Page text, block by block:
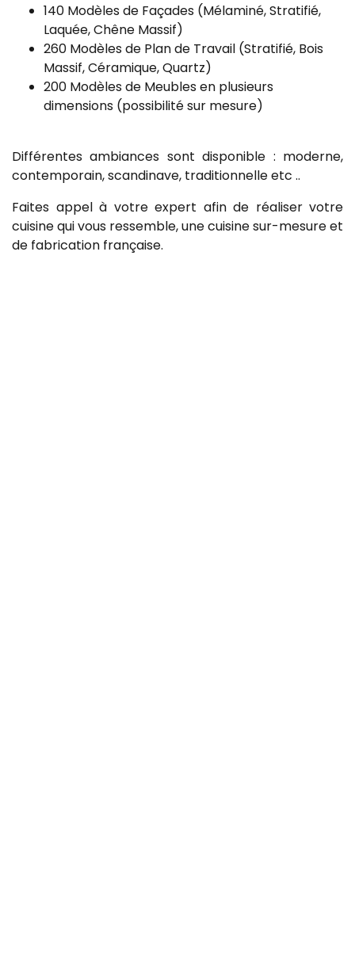
140 Modèles de Façades (Mélaminé, Stratifié,
Laquée, Chêne Massif)
260 Modèles de Plan de Travail (Stratifié, Bois
Massif, Céramique, Quartz)
200 Modèles de Meubles en plusieurs
dimensions (possibilité sur mesure)
Différentes ambiances sont disponible : moderne,
contemporain, scandinave, traditionnelle etc ..
Faites appel à votre expert afin de réaliser votre
cuisine qui vous ressemble, une cuisine sur-mesure et
de fabrication française.